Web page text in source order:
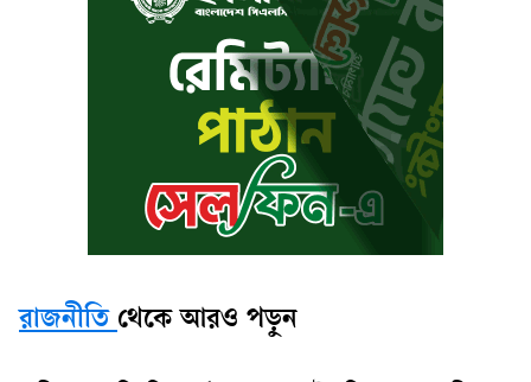
রাজনীতি থেকে আরও পড়ুন